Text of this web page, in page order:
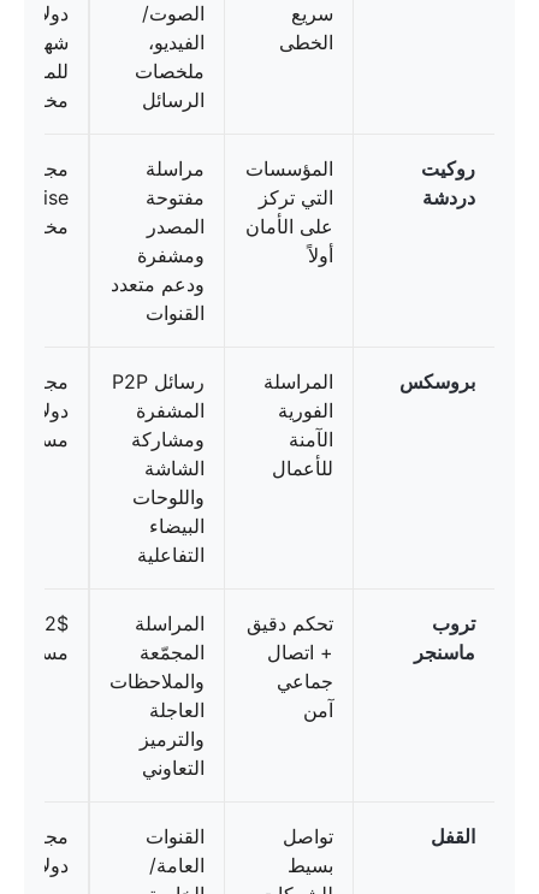
سريع
الخطى
الصوت/
الفيديو،
ملخصات
الرسائل
دولاراً/
شهرياً؛
مخصص
روكيت
دردشة
المؤسسات
التي تركز
على الأمان
أولاً
مراسلة
مفتوحة
المصدر
ومشفرة
ودعم متعدد
القنوات
مجاناً؛
مخصص
بروسكس
المراسلة
الفورية
الآمنة
للأعمال
رسائل P2P
المشفرة
ومشاركة
الشاشة
واللوحات
البيضاء
التفاعلية
دولارات/
تروب
ماسنجر
تحكم دقيق
+ اتصال
جماعي
آمن
المراسلة
المجمّعة
والملاحظات
العاجلة
والترميز
التعاوني
القفل
تواصل
بسيط
القنوات
العامة/
دولارات/